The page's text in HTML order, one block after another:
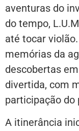
aventuras do
do tempo,
até tocar
memórias da
descobertas
divertida, com
participação do
A itinerância